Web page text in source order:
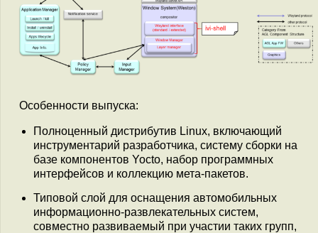
Особенности выпуска:
Полноценный дистрибутив Linux, включающий
инструментарий разработчика, систему сборки на
базе компонентов Yocto, набор программных
интерфейсов и коллекцию мета-пакетов.
Типовой слой для оснащения автомобильных
информационно-развлекательных систем,
совместно развиваемый при участии таких групп,